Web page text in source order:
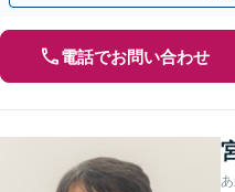
電話でお問い合わせ